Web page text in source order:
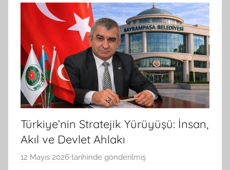
Türkiye’nin Stratejik Yürüyüşü: İnsan,
Akıl ve Devlet Ahlakı
12 Mayıs 2026 tarihinde gönderilmiş